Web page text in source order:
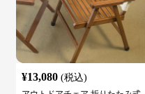
¥13,080 (税込)